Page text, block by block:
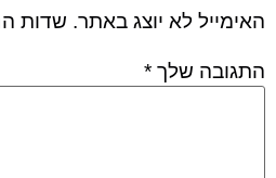
האימייל לא יוצג באתר. שדות
התגובה שלך *